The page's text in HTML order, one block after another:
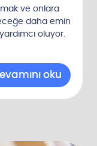
ve onlara
daha emin
oluyor.